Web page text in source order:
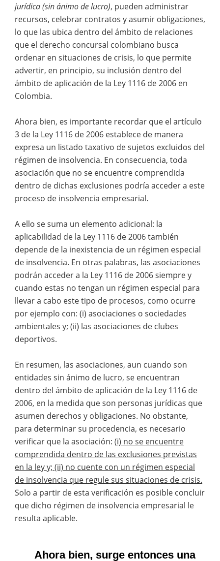
jurídica (sin ánimo de lucro), pueden administrar
recursos, celebrar contratos y asumir obligaciones,
lo que las ubica dentro del ámbito de relaciones
que el derecho concursal colombiano busca
ordenar en situaciones de crisis, lo que permite
advertir, en principio, su inclusión dentro del
ámbito de aplicación de la Ley 1116 de 2006 en
Colombia.
Ahora bien, es importante recordar que el artículo
3 de la Ley 1116 de 2006 establece de manera
expresa un listado taxativo de sujetos excluidos del
régimen de insolvencia. En consecuencia, toda
asociación que no se encuentre comprendida
dentro de dichas exclusiones podría acceder a este
proceso de insolvencia empresarial.
A ello se suma un elemento adicional: la
aplicabilidad de la Ley 1116 de 2006 también
depende de la inexistencia de un régimen especial
de insolvencia. En otras palabras, las asociaciones
podrán acceder a la Ley 1116 de 2006 siempre y
cuando estas no tengan un régimen especial para
llevar a cabo este tipo de procesos, como ocurre
por ejemplo con: (i) asociaciones o sociedades
ambientales y; (ii) las asociaciones de clubes
deportivos.
En resumen, las asociaciones, aun cuando son
entidades sin ánimo de lucro, se encuentran
dentro del ámbito de aplicación de la Ley 1116 de
2006, en la medida que son personas jurídicas que
asumen derechos y obligaciones. No obstante,
para determinar su procedencia, es necesario
verificar que la asociación: (i) no se encuentre
comprendida dentro de las exclusiones previstas
en la ley y; (ii) no cuente con un régimen especial
de insolvencia que regule sus situaciones de crisis.
Solo a partir de esta verificación es posible concluir
que dicho régimen de insolvencia empresarial le
resulta aplicable.
Ahora bien, surge entonces una